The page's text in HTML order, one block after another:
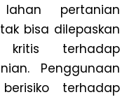
lahan pertanian
bisa dilepaskan
terhadap
Penggunaan
terhadap